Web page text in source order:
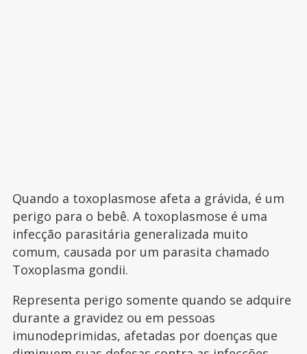
Quando a toxoplasmose afeta a grávida, é um
perigo para o bebê. A toxoplasmose é uma
infecção parasitária generalizada muito
comum, causada por um parasita chamado
Toxoplasma gondii.
Representa perigo somente quando se adquire
durante a gravidez ou em pessoas
imunodeprimidas, afetadas por doenças que